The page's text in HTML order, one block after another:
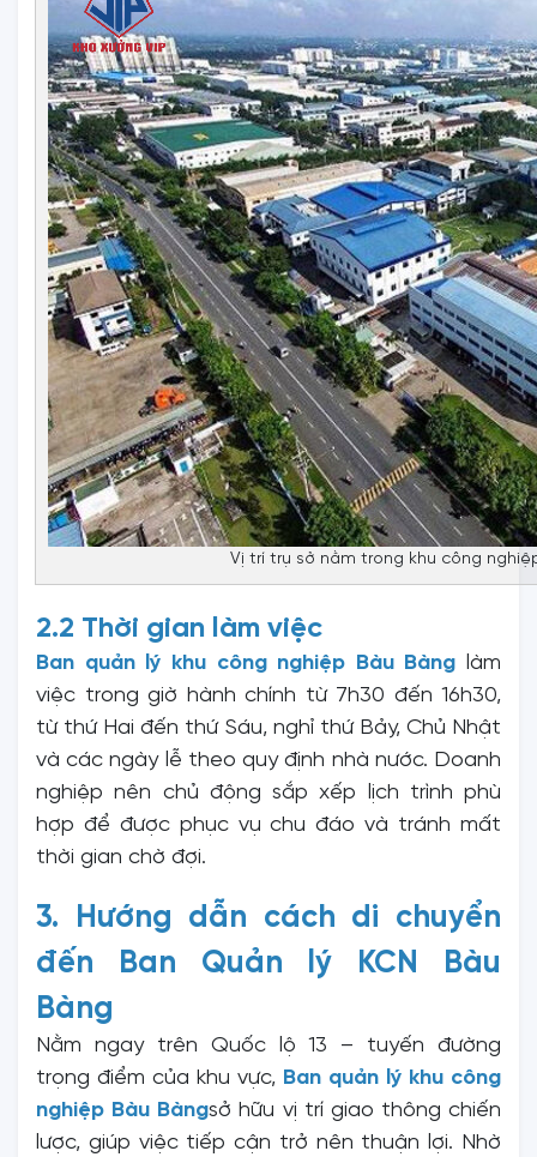
Vị trí trụ sở nằm trong khu công
2.2 Thời gian làm việc
Ban quản lý khu công nghiệp Bàu Bàng làm
việc trong giờ hành chính từ 7h30 đến 16h30,
từ thứ Hai đến thứ Sáu, nghỉ thứ Bảy, Chủ Nhật
và các ngày lễ theo quy định nhà nước. Doanh
nghiệp nên chủ động sắp xếp lịch trình phù
hợp để được phục vụ chu đáo và tránh mất
thời gian chờ đợi.
3. Hướng dẫn cách di chuyển
đến Ban Quản lý KCN Bàu
Bàng
Nằm ngay trên Quốc lộ 13 – tuyến đường
trọng điểm của khu vực, Ban quản lý khu công
nghiệp Bàu Bàngsở hữu vị trí giao thông chiến
lược, giúp việc tiếp cận trở nên thuận lợi. Nhờ